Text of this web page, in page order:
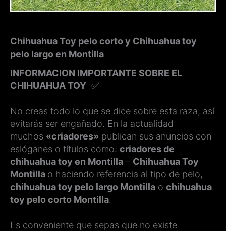
Chihuahua Toy pelo corto y Chihuahua toy
pelo largo en Montilla
INFORMACION IMPORTANTE SOBRE EL
CHIHUAHUA TOY ✅
No creas todo lo que se dice sobre esta raza, así
evitarás ser engañado. En la actualidad
muchos «criadores» publican sus anuncios con
eslóganes o títulos como: criadores de
chihuahua toy en Montilla – Chihuahua Toy
Montilla o haciendo referencia al tipo de pelo,
chihuahua toy pelo largo Montilla o chihuahua
toy pelo corto Montilla.
Es conveniente que sepas que no existe